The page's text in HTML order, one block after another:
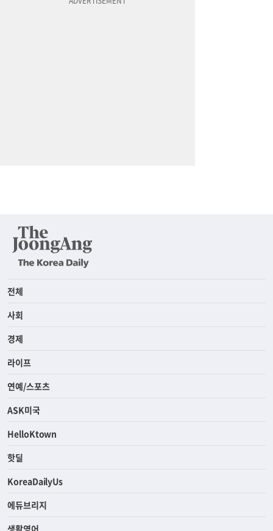
전체
사회
경제
라이프
연예/스포츠
ASK미국
HelloKtown
핫딜
KoreaDailyUs